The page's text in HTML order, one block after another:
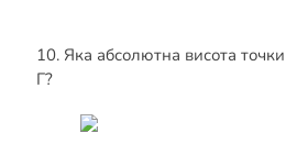
10. Яка абсолютна висота точки
Г?